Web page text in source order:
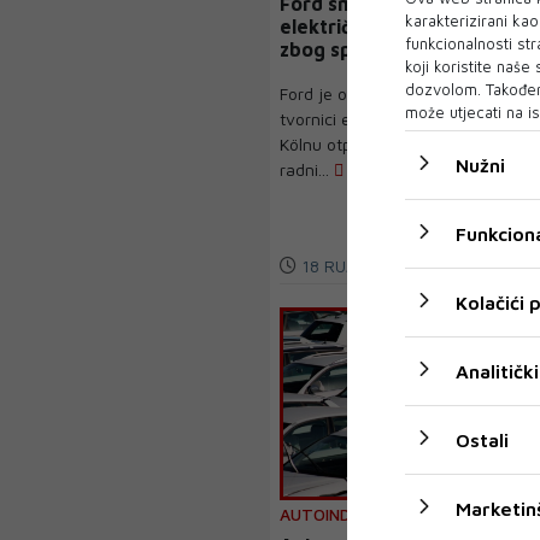
električnih vozila u Kölnu
zbog sporije potražnje
Ford je objavio da će u svojoj
tvornici električnih vozila u
Kölnu otpustiti dodatnih 1.000
radni...
18 RUJ 2025
AUTOINDUSTRIJA
karakterizirani
funkcionalnosti
koji koristite naše
dozvolom.
može utjecati na
Nužni
Kolačići
Analitički
Ostali